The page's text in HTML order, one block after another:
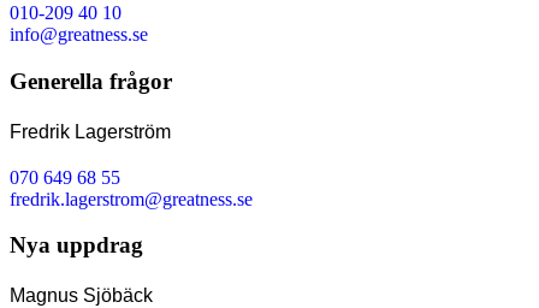
010-209 40 10
info@greatness.se
Generella frågor
Fredrik Lagerström
070 649 68 55
fredrik.lagerstrom@greatness.se
Nya uppdrag
Magnus Sjöbäck